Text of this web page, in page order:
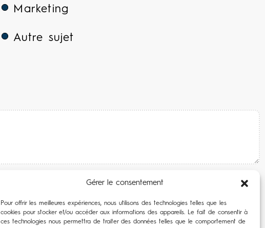
Gérer le consentement
Pour offrir les meilleures expériences, nous utilisons des technologies telles que les
cookies pour stocker et/ou accéder aux informations des appareils. Le fait de consentir à
ces technologies nous permettra de traiter des données telles que le comportement de
Marketing
Autre sujet